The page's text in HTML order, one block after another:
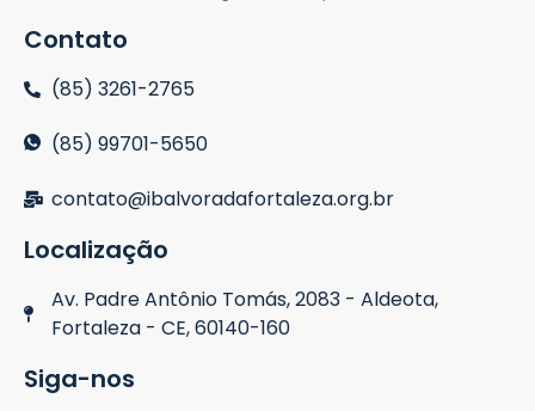
Contato
(85) 3261-2765
(85) 99701-5650
contato@ibalvoradafortaleza.org.br
Localização
Av. Padre Antônio Tomás, 2083 - Aldeota,
Fortaleza - CE, 60140-160
Siga-nos